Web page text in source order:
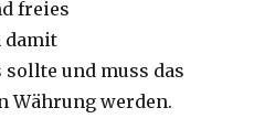
freies
damit
sollte und muss das
Währung werden.